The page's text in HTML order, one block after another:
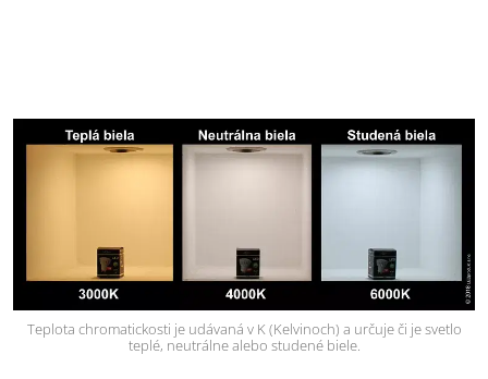
Teplota chromatickosti je udávaná v K (Kelvinoch) a určuje či je svetlo
teplé, neutrálne alebo studené biele.